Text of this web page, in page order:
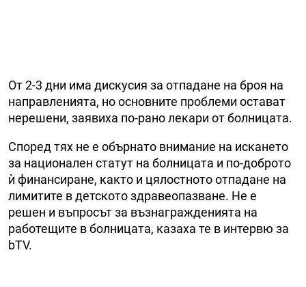
От 2-3 дни има дискусия за отпадане на броя на
направленията, но основните проблеми остават
нерешени, заявиха по-рано лекари от болницата.
Според тях не е обърнато внимание на искането
за национален статут на болницата и по-доброто
ѝ финансиране, както и цялостното отпадане на
лимитите в детското здравеопазване. Не е
решен и въпросът за възнагражденията на
работещите в болницата, казаха те в интервю за
bTV.